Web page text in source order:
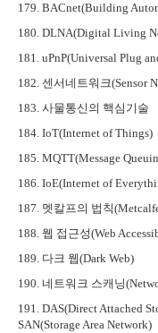
179. BACnet(Building
180. DLNA(Digital Living
181. uPnP(Universal Plug
182. 센서네트워크(Sensor
183. 사물통신의 핵심기술
184. IoT(Internet of Things)
185. MQTT(Message
186. IoE(Internet of
187. 멧칼프의 법칙
188. 웹 접근성(Web
189. 다크 웹(Dark Web)
190. 네트워크 스캐닝
191. DAS(Direct Attached
SAN(Storage Area Network)